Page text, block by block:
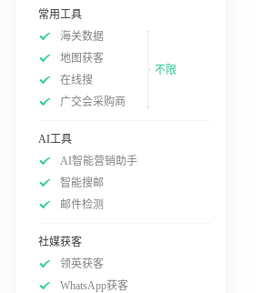
常用工具
海关数据
地图获客
在线搜
广交会采购商
不限
AI工具
AI智能营销助手
智能搜邮
邮件检测
社媒获客
领英获客
WhatsApp获客